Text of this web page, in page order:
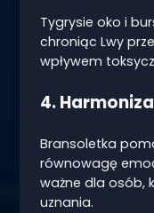
Tygrysie oko i
chroniąc Lwy
wpływem
4.
Bransoletka
równowagę
ważne dla osób,
uznania.